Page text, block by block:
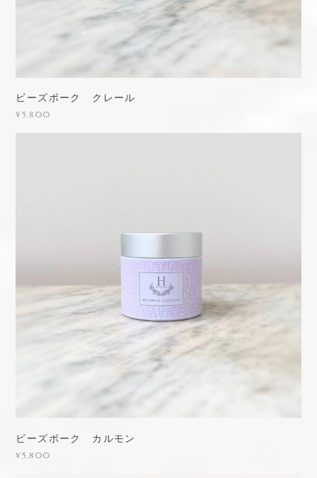
ビーズポーク クレール
¥5,800
ビーズポーク カルモン
¥5,800